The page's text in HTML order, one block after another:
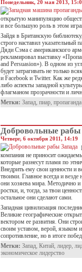
Понедельник, 20 мая 2013,
открытую манипуляцию
и все большую роль в этом
Зайдя в Британскую
строго наставил указательный
Дяди Сэма с американского
рекламировал выставку
and Persuasion»). В одном из
будет затрагивать не только
и Facebook и Twitter. Как же
либо аспекты западной
флагманом прозрачности и
Метки: Запад, пиар, пропаганда
Добровольные рабы
Четверг, 6 октября 2011, 14:19
компания не приносит
которые разнесут пламя по
Внедрить ему свои ценности и
твоими. Главное всегда и
они хозяева мира. Методично
ростки, и, тогда, за твои
остальное они сделают сами.
Западная цивилизация
Великие географические
вектором ее развития. Они
своим уставом, верой, языком
сопротивление, но в итоге
Метки: Запад, Китай, лидер,
экономическое лидерство